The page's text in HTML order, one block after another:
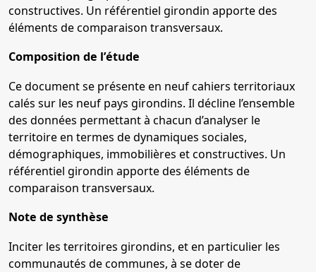
constructives. Un référentiel girondin apporte des
éléments de comparaison transversaux.
Composition de l’étude
Ce document se présente en neuf cahiers territoriaux
calés sur les neuf pays girondins. Il décline l’ensemble
des données permettant à chacun d’analyser le
territoire en termes de dynamiques sociales,
démographiques, immobilières et constructives. Un
référentiel girondin apporte des éléments de
comparaison transversaux.
Note de synthèse
Inciter les territoires girondins, et en particulier les
communautés de communes, à se doter de